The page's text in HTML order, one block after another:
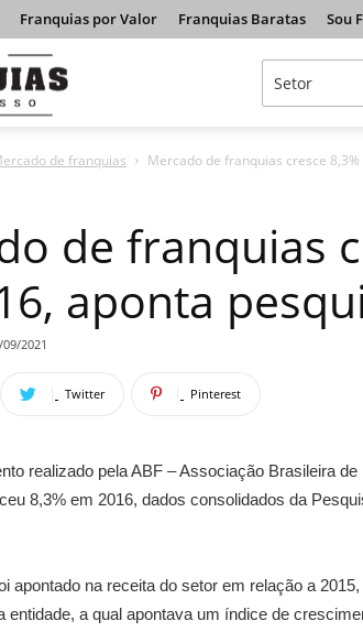
Franquias por Valor Franquias Baratas Sou
Franquias
de
de franquias Mercado de franquias cresce
de franquias
aponta
2021
Twitter Pinterest
realizado pela ABF – Associação Brasileira
8,3% em 2016, dados consolidados da
apontado na receita do setor em relação a
entidade, a qual apontava um índice de